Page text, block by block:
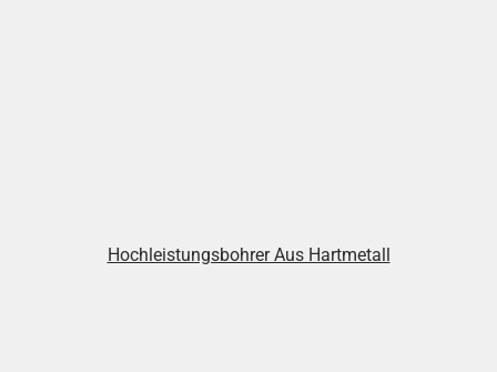
Hochleistungsbohrer Aus Hartmetall